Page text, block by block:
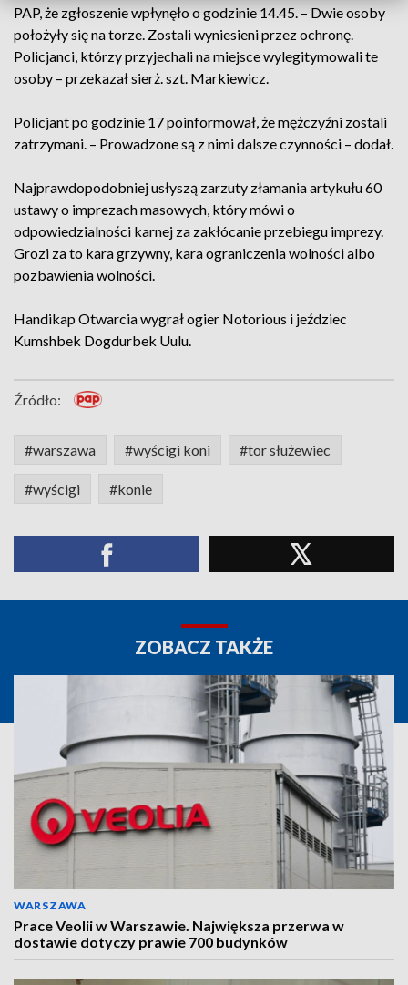
PAP, że zgłoszenie wpłynęło o godzinie 14.45. – Dwie osoby
położyły się na torze. Zostali wyniesieni przez ochronę.
Policjanci, którzy przyjechali na miejsce wylegitymowali te
osoby – przekazał sierż. szt. Markiewicz.
Policjant po godzinie 17 poinformował, że mężczyźni zostali
zatrzymani. – Prowadzone są z nimi dalsze czynności – dodał.
Najprawdopodobniej usłyszą zarzuty złamania artykułu 60
ustawy o imprezach masowych, który mówi o
odpowiedzialności karnej za zakłócanie przebiegu imprezy.
Grozi za to kara grzywny, kara ograniczenia wolności albo
pozbawienia wolności.
Handikap Otwarcia wygrał ogier Notorious i jeździec
Kumshbek Dogdurbek Uulu.
Źródło:
#warszawa #wyścigi koni #tor służewiec
#wyścigi #konie
ZOBACZ TAKŻE
WARSZAWA
Prace Veolii w Warszawie. Największa przerwa w
dostawie dotyczy prawie 700 budynków